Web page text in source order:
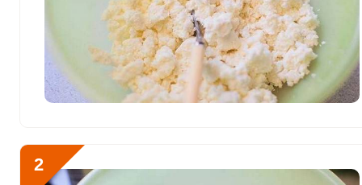
15.7 мг
Биотин 34.5 мг
Витамин К 119.7 мкг
Калий
Кальций 3960 мг
2
Отправляя эту форму, вы